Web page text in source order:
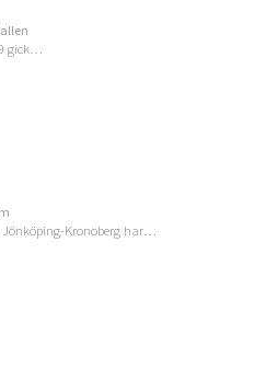
gick…
Jönköping-Kronoberg har…